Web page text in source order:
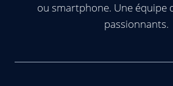
ou smartphone. Une équipe
passionnants.